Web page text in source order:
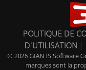
POLITIQUE DE
D'UTILISATION |
© 2026 GIANTS Software
marques sont la